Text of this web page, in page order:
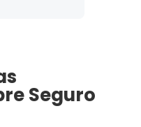
Seguro